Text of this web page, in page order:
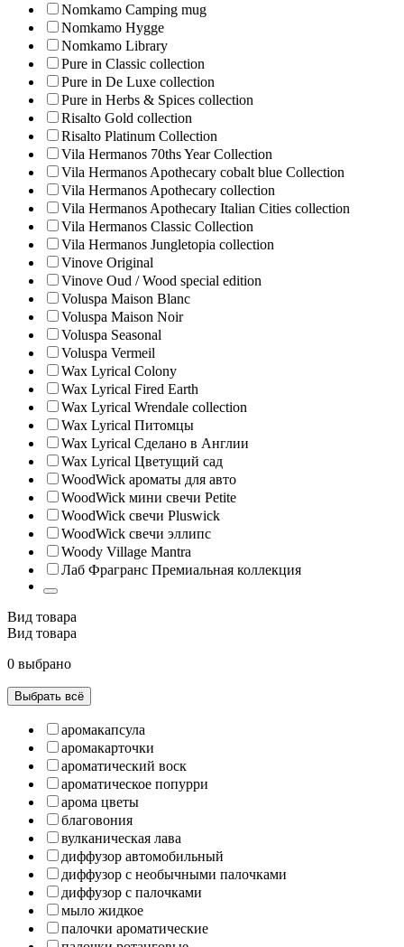
Nomkamo Camping mug
Nomkamo Hygge
Nomkamo Library
Pure in Classic collection
Pure in De Luxe collection
Pure in Herbs & Spices collection
Risalto Gold collection
Risalto Platinum Collection
Vila Hermanos 70ths Year Collection
Vila Hermanos Apothecary cobalt blue Collection
Vila Hermanos Apothecary collection
Vila Hermanos Apothecary Italian Cities collection
Vila Hermanos Classic Collection
Vila Hermanos Jungletopia collection
Vinove Original
Vinove Oud / Wood special edition
Voluspa Maison Blanc
Voluspa Maison Noir
Voluspa Seasonal
Voluspa Vermeil
Wax Lyrical Colony
Wax Lyrical Fired Earth
Wax Lyrical Wrendale collection
Wax Lyrical Питомцы
Wax Lyrical Сделано в Англии
Wax Lyrical Цветущий сад
WoodWick ароматы для авто
WoodWick мини свечи Petite
WoodWick свечи Pluswick
WoodWick свечи эллипс
Woody Village Mantra
Лаб Фрагранс Премиальная коллекция
Вид товара
Вид товара
0 выбрано
Выбрать всё
аромакапсула
аромакарточки
ароматический воск
ароматическое попурри
арома цветы
благовония
вулканическая лава
диффузор автомобильный
диффузор с необычными палочками
диффузор с палочками
мыло жидкое
палочки ароматические